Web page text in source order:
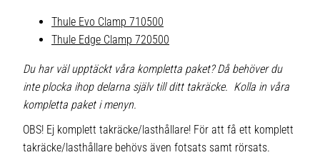
Thule Evo Clamp 710500
Thule Edge Clamp 720500
Du har väl upptäckt våra kompletta paket? Då behöver du
inte plocka ihop delarna själv till ditt takräcke. Kolla in våra
kompletta paket i menyn.
OBS! Ej komplett takräcke/lasthållare! För att få ett komplett
takräcke/lasthållare behövs även fotsats samt rörsats.